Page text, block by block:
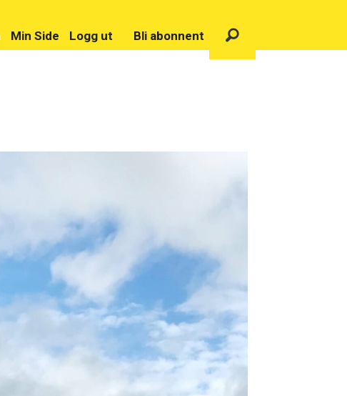
Min Side Logg ut Bli abonnent